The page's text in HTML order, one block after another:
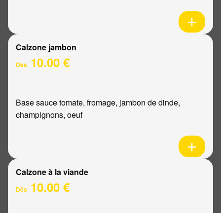
Calzone jambon
Dès 10.00 €
Base sauce tomate, fromage, jambon de dinde,
champignons, oeuf
Calzone à la viande
Dès 10.00 €